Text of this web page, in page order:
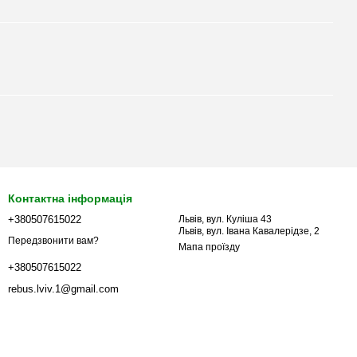
Контактна інформація
+380507615022
Передзвонити вам?
+380507615022
rebus.lviv.1@gmail.com
Львів, вул. Куліша 43
Львів, вул. Івана Кавалерідзе, 2
Мапа проїзду